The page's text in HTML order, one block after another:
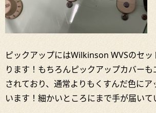
ピックアップにはWilkinson WVSのセ
ります！もちろんピックアップカバー
されており、通常よりもくすんだ色にア
います！細かいところにまで手が届いて